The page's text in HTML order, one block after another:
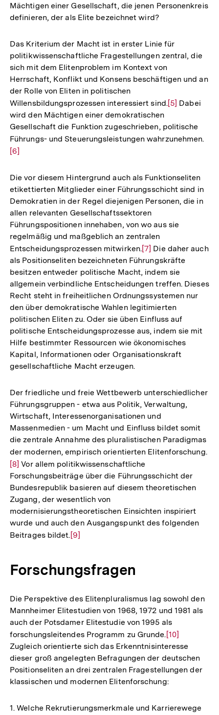
Mächtigen einer Gesellschaft, die jenen Personenkreis
definieren, der als Elite bezeichnet wird?
Das Kriterium der Macht ist in erster Linie für
politikwissenschaftliche Fragestellungen zentral, die
sich mit dem Elitenproblem im Kontext von
Herrschaft, Konflikt und Konsens beschäftigen und an
der Rolle von Eliten in politischen
Willensbildungsprozessen interessiert sind.Zur
der
Fußnote
[5] Dabei
wird den Mächtigen einer demokratischen
Gesellschaft die Funktion zugeschrieben, politische
Führungs- und Steuerungsleistungen wahrzunehmen.
[6]
Die vor diesem Hintergrund auch als Funktionseliten
etikettierten Mitglieder einer Führungsschicht sind in
Demokratien in der Regel diejenigen Personen, die in
allen relevanten Gesellschaftssektoren
Führungspositionen innehaben, von wo aus sie
regelmäßig und maßgeblich an zentralen
Entscheidungsprozessen mitwirken.Zur
Auflösung
der
Fußnote
[7] Die daher auch
als Positionseliten bezeichneten Führungskräfte
besitzen entweder politische Macht, indem sie
allgemein verbindliche Entscheidungen treffen. Dieses
Recht steht in freiheitlichen Ordnungssystemen nur
den über demokratische Wahlen legitimierten
politischen Eliten zu. Oder sie üben Einfluss auf
politische Entscheidungsprozesse aus, indem sie mit
Hilfe bestimmter Ressourcen wie ökonomisches
Kapital, Informationen oder Organisationskraft
gesellschaftliche Macht erzeugen.
Der friedliche und freie Wettbewerb unterschiedlicher
Führungsgruppen - etwa aus Politik, Verwaltung,
Wirtschaft, Interessenorganisationen und
Massenmedien - um Macht und Einfluss bildet somit
die zentrale Annahme des pluralistischen Paradigmas
der modernen, empirisch orientierten Elitenforschung.
[8] Vor allem politikwissenschaftliche
Forschungsbeiträge über die Führungsschicht der
Bundesrepublik basieren auf diesem theoretischen
Zugang, der wesentlich von
modernisierungstheoretischen Einsichten inspiriert
wurde und auch den Ausgangspunkt des folgenden
Beitrages bildet. Zur
Fußnote
[9]
Forschungsfragen
Die Perspektive des Elitenpluralismus lag sowohl den
Mannheimer Elitestudien von 1968, 1972 und 1981 als
auch der Potsdamer Elitestudie von 1995 als
forschungsleitendes Programm zu Grunde. Zur
Auflösung
der
Fußnote
[10]
Zugleich orientierte sich das Erkenntnisinteresse
dieser groß angelegten Befragungen der deutschen
Positionseliten an drei zentralen Fragestellungen der
klassischen und modernen Elitenforschung:
1. Welche Rekrutierungsmerkmale und Karrierewege